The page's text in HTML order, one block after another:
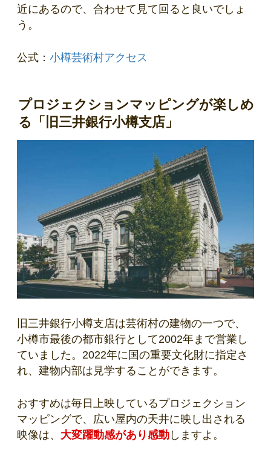
近にあるので、合わせて見て回ると良いでしょ
う。
公式： 小樽芸術村アクセス
プロジェクションマッピングが楽しめ
る「旧三井銀行小樽支店」
旧三井銀行小樽支店は芸術村の建物の一つで、
小樽市最後の都市銀行として2002年まで営業し
ていました。2022年に国の重要文化財に指定さ
れ、建物内部は見学することができます。
おすすめは毎日上映しているプロジェクション
マッピングで、広い屋内の天井に映し出される
映像は、 大変躍動感があり感動 しますよ。